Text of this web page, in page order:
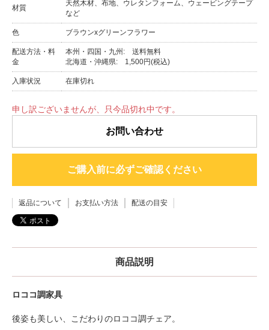
材質
天然木材、布地、ウレタンフォーム、ウェービングテープ
など
色 ブラウンxグリーンフラワー
配送方法・料
金
本州・四国・九州: 送料無料
北海道・沖縄県: 1,500円(税込)
入庫状況 在庫切れ
申し訳ございませんが、只今品切れ中です。
お問い合わせ
ご購入前に必ずご確認ください
返品について お支払い方法 配送の目安
商品説明
ロココ調家具
後姿も美しい、こだわりのロココ調チェア。